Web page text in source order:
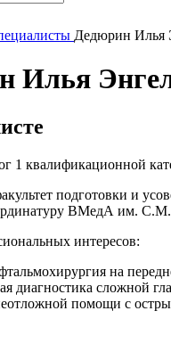
Дедюрин Илья
Илья
1 квалификационной
подготовки и
ВМедА им.
интересов:
на
диагностика сложной
помощи с